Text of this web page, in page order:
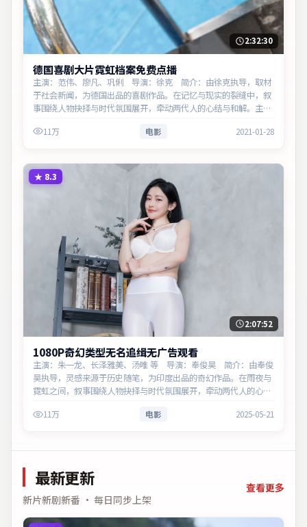
2:32:30
德国喜剧大片霓虹档案免费点播
主演：范伟、廖凡、巩俐 导演：徐克 简介：由徐克执导，取材
于社会新闻，为德国出品的喜剧作品。在记忆与现实的裂缝中，叙
事围绕人物抉择与时代氛围展开，牵动两代人的心结与和解。主演
11万 电影 2021-01-28
★ 8.3
2:07:52
1080P奇幻类型无名追缉无广告观看
主演：朱一龙、长泽雅美、汤唯 等 导演：奉俊昊 简介：由奉俊
昊执导，灵感来源于历史随笔，为印度出品的奇幻作品。在雨夜与
霓虹之间，叙事围绕人物抉择与时代氛围展开，牵动两代人的心结
11万 电影 2025-05-21
最新更新
新片新剧新番 · 每日同步上架
查看更多